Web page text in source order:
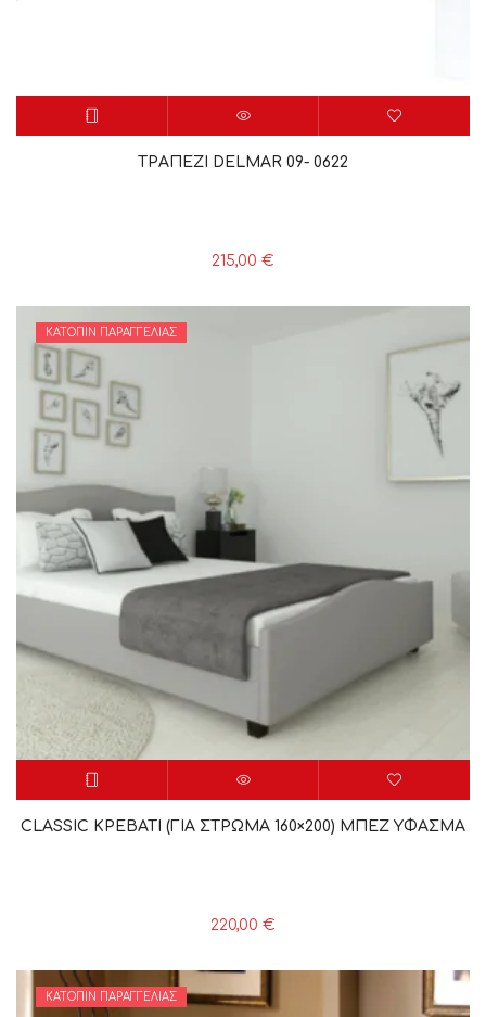
ΤΡΑΠΕΖΙ DELMAR 09- 0622
215,00 €
ΚΑΤΌΠΙΝ ΠΑΡΑΓΓΕΛΊΑΣ
CLASSIC ΚΡΕΒΑΤΙ (ΓΙΑ ΣΤΡΩΜΑ 160×200) ΜΠΕΖ YΦΑΣΜΑ
220,00 €
ΚΑΤΌΠΙΝ ΠΑΡΑΓΓΕΛΊΑΣ